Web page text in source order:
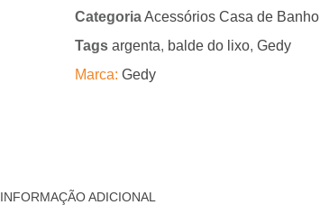
CategoriaAcessórios Casa de Banho
Tags argenta, balde do lixo, Gedy
Marca: Gedy
INFORMAÇÃO ADICIONAL